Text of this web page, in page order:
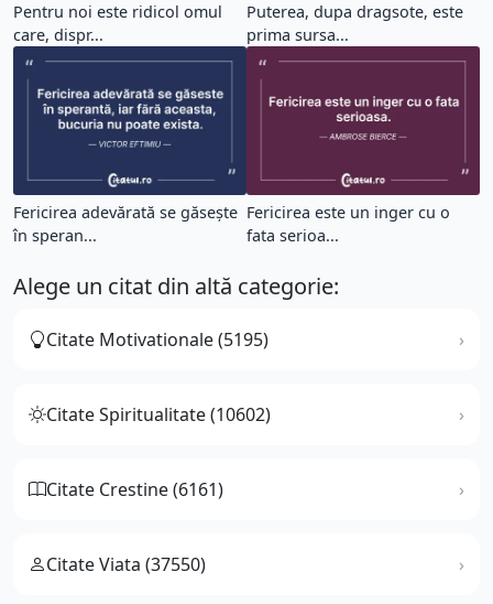
Pentru noi este ridicol omul
care, dispr...
Puterea, dupa dragsote, este
prima sursa...
Fericirea adevărată se găsește
în speran...
Fericirea este un inger cu o
fata serioa...
Alege un citat din altă categorie:
Citate Motivationale (5195)
Citate Spiritualitate (10602)
Citate Crestine (6161)
Citate Viata (37550)